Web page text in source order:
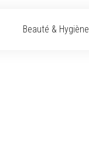
Beauté & Hygiène